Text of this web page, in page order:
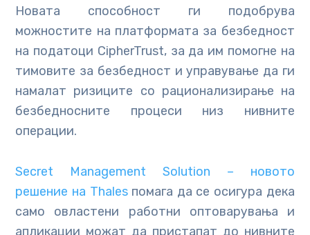
Новата способност ги подобрува
можностите на платформата за безбедност
на податоци CipherTrust, за да им помогне на
тимовите за безбедност и управување да ги
намалат ризиците со рационализирање на
безбедносните процеси низ нивните
операции.
Secret Management Solution – новото
решение на Thalesпомага да се осигура дека
само овластени работни оптоварувања и
апликации можат да пристапат до нивните